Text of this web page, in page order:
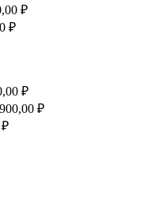
₽
₽
₽
900,00 ₽
₽